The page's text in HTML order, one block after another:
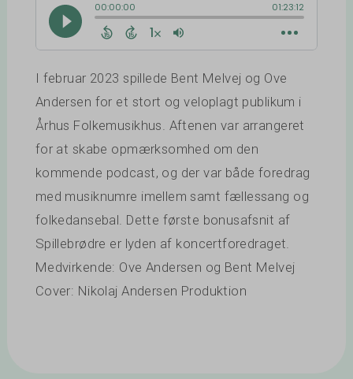
I februar 2023 spillede Bent Melvej og Ove
Andersen for et stort og veloplagt publikum i
Århus Folkemusikhus. Aftenen var arrangeret
for at skabe opmærksomhed om den
kommende podcast, og der var både foredrag
med musiknumre imellem samt fællessang og
folkedansebal. Dette første bonusafsnit af
Spillebrødre er lyden af koncertforedraget.
Medvirkende: Ove Andersen og Bent Melvej
Cover: Nikolaj Andersen Produktion